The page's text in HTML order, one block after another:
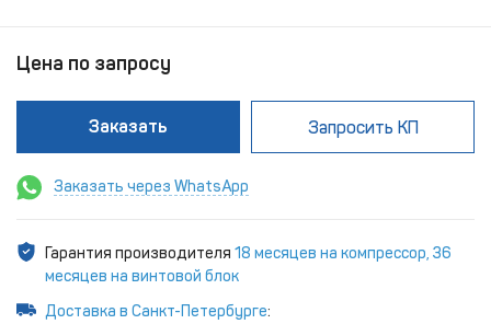
Цена по запросу
Заказать Запросить КП
Заказать через WhatsApp
Гарантия производителя 18 месяцев на компрессор, 36
месяцев на винтовой блок
Доставка в Санкт-Петербурге: